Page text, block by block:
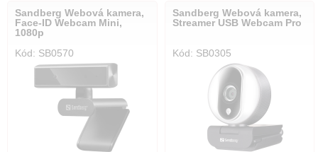
Sandberg Webová kamera,
Face-ID Webcam Mini,
1080p
Kód: SB0570
Sandberg Webová kamera,
Streamer USB Webcam Pro
Kód: SB0305